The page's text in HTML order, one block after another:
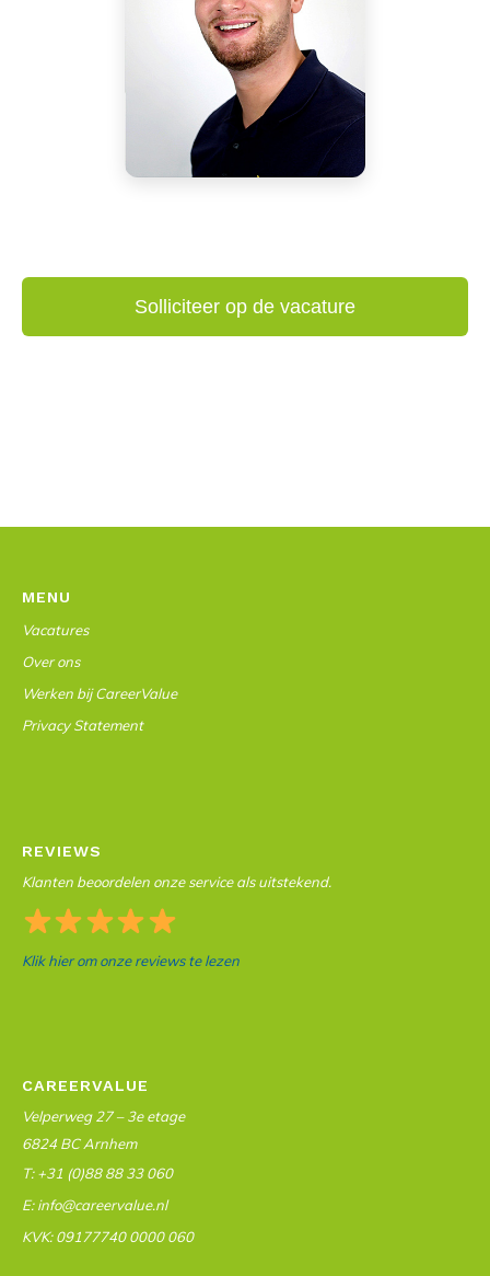
MENU
Vacatures
Over ons
Werken bij CareerValue
Privacy Statement
REVIEWS
Klanten beoordelen onze service als uitstekend.
Klik hier om onze reviews te lezen
CAREERVALUE
Velperweg 27 – 3e etage
6824 BC Arnhem
T: +31 (0)88 88 33 060
E: info@careervalue.nl
KVK: 09177740 0000 060